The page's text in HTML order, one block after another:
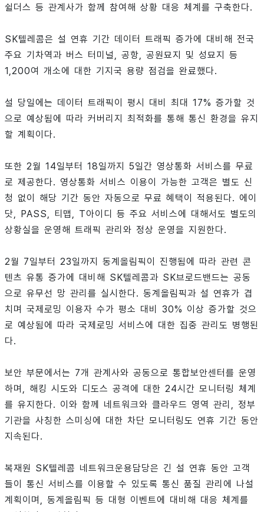
쉴더스 등 관계사가 함께 참여해 상황 대응 체계를 구축한다.
SK텔레콤은 설 연휴 기간 데이터 트래픽 증가에 대비해 전국
주요 기차역과 버스 터미널, 공항, 공원묘지 및 성묘지 등
1,200여 개소에 대한 기지국 용량 점검을 완료했다.
설 당일에는 데이터 트래픽이 평시 대비 최대 17% 증가할 것
으로 예상됨에 따라 커버리지 최적화를 통해 통신 환경을 유지
할 계획이다.
또한 2월 14일부터 18일까지 5일간 영상통화 서비스를 무료
로 제공한다. 영상통화 서비스 이용이 가능한 고객은 별도 신
청 없이 해당 기간 동안 자동으로 무료 혜택이 적용된다. 에이
닷, PASS, 티맵, T아이디 등 주요 서비스에 대해서도 별도의
상황실을 운영해 트래픽 관리와 정상 운영을 지원한다.
2월 7일부터 23일까지 동계올림픽이 진행됨에 따라 관련 콘
텐츠 유통 증가에 대비해 SK텔레콤과 SK브로드밴드는 공동
으로 유무선 망 관리를 실시한다. 동계올림픽과 설 연휴가 겹
치며 국제로밍 이용자 수가 평소 대비 30% 이상 증가할 것으
로 예상됨에 따라 국제로밍 서비스에 대한 집중 관리도 병행된
다.
보안 부문에서는 7개 관계사와 공동으로 통합보안센터를 운영
하며, 해킹 시도와 디도스 공격에 대한 24시간 모니터링 체계
를 유지한다. 이와 함께 네트워크와 클라우드 영역 관리, 정부
기관을 사칭한 스미싱에 대한 차단 모니터링도 연휴 기간 동안
지속된다.
복재원 SK텔레콤 네트워크운용담당은 긴 설 연휴 동안 고객
들이 통신 서비스를 이용할 수 있도록 통신 품질 관리에 나설
계획이며, 동계올림픽 등 대형 이벤트에 대비해 대응 체계를